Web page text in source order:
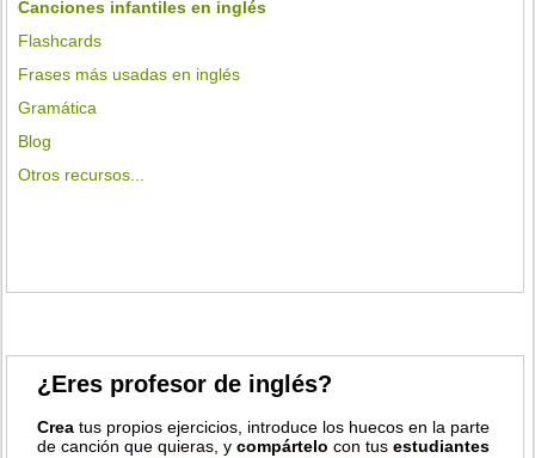
Canciones infantiles en inglés
Flashcards
Frases más usadas en inglés
Gramática
Blog
Otros recursos...
¿Eres profesor de inglés?
Crea tus propios ejercicios, introduce los huecos en la parte
de canción que quieras, ycompártelo con tusestudiantes